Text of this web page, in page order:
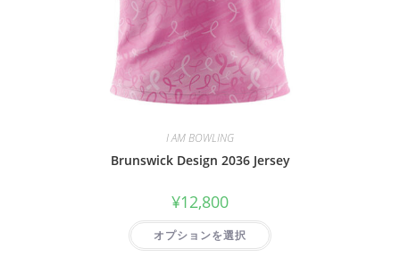
I AM BOWLING
Brunswick Design 2036 Jersey
¥12,800
オプションを選択